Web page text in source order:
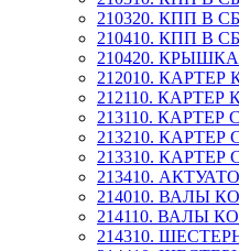
210320. КПП В
210410. КПП В
210420.
212010. КАРТЕР
212110. КАРТЕР
213110.
213210.
213310.
213410.
214010. ВАЛЫ
214110. ВАЛЫ
214310.